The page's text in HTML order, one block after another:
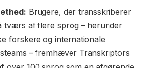
Brugere, der transskriberer
tværs af flere sprog – herunder
forskere og internationale
– fremhæver Transkriptors